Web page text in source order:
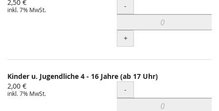
2,50 €
inkl. 7% MwSt. Menge
-
+
Kinder u. Jugendliche 4 - 16 Jahre (ab 17 Uhr)
2,00 €
inkl. 7% MwSt. Menge
-